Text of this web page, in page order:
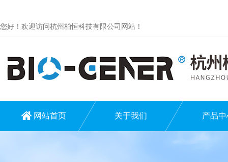
您好！欢迎访问杭州柏恒科技有限公司网站！
网站首页 关于我们 产品中